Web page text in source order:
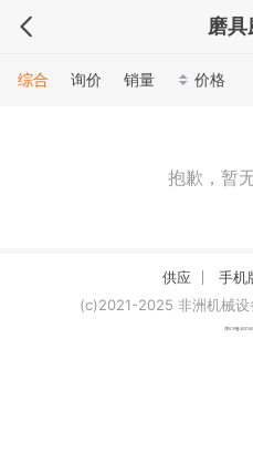
磨
综合 询价 销量 价格
抱歉，暂
供应 手机
(c)2021-2025 非洲机械
津ICP备